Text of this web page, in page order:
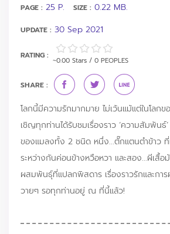
PAGE : 25 P. SIZE : 0.22 MB.
UPDATE : 30 Sep 2021
RATING :
~0.00 Stars / 0 PEOPLES
SHARE :
โลกนี้มีความรักมากมาย ไม่เว้นแม้แต่ในโลก
เชิญทุกท่านได้รับชมเรื่องราว ‘ความสัมพันธ์
ของแมลงทั้ง 2 ชนิด หนึ่ง...ตั๊กแตนตำข้าว
ระหว่างกันค่อนข้างหวือหวา และสอง...ผีเสื้
ผสมพันธุ์ที่แปลกพิสดาร เรื่องราวรักและก
วายๆ รอทุกท่านอยู่ ณ ที่นี้แล้ว!